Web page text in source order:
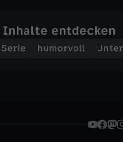
Inhalte entdecken
Serie humorvoll